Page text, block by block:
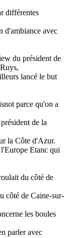
différentes
d'ambiance avec
du président de
lancé le but
parce qu'on a
de la
la Côte d'Azur.
l'Europe Etanc qui
du côté de
côté de Caine-sur-
les boules
parler avec